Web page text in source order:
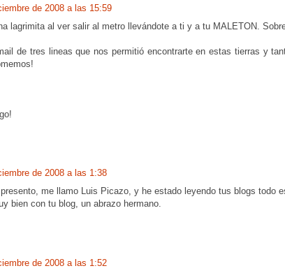
de 2008 a las 15:59
lagrimita al ver salir al metro llevándote a ti y a tu MALETON.
de tres lineas que nos permitió encontrarte en estas tierras y
de 2008 a las 1:38
me llamo Luis Picazo, y he estado leyendo tus blogs todo
bien con tu blog, un abrazo hermano.
de 2008 a las 1:52